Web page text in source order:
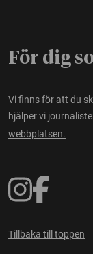
För dig
Vi finns för att du
hjälper vi
webbplatsen.
Tillbaka till toppen